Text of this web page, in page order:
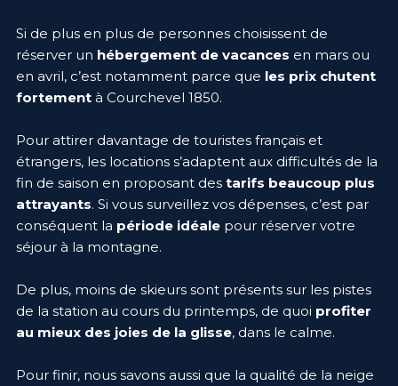
Si de plus en plus de personnes choisissent de
réserver un hébergement de vacances en mars ou
en avril, c’est notamment parce que les prix chutent
fortement à Courchevel 1850.
Pour attirer davantage de touristes français et
étrangers, les locations s’adaptent aux difficultés de la
fin de saison en proposant des tarifs beaucoup plus
attrayants. Si vous surveillez vos dépenses, c’est par
conséquent la période idéale pour réserver votre
séjour à la montagne.
De plus, moins de skieurs sont présents sur les pistes
de la station au cours du printemps, de quoi profiter
au mieux des joies de la glisse, dans le calme.
Pour finir, nous savons aussi que la qualité de la neige